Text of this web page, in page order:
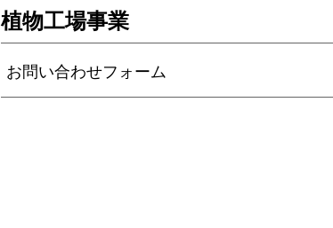
植物工場事業
お問い合わせフォーム